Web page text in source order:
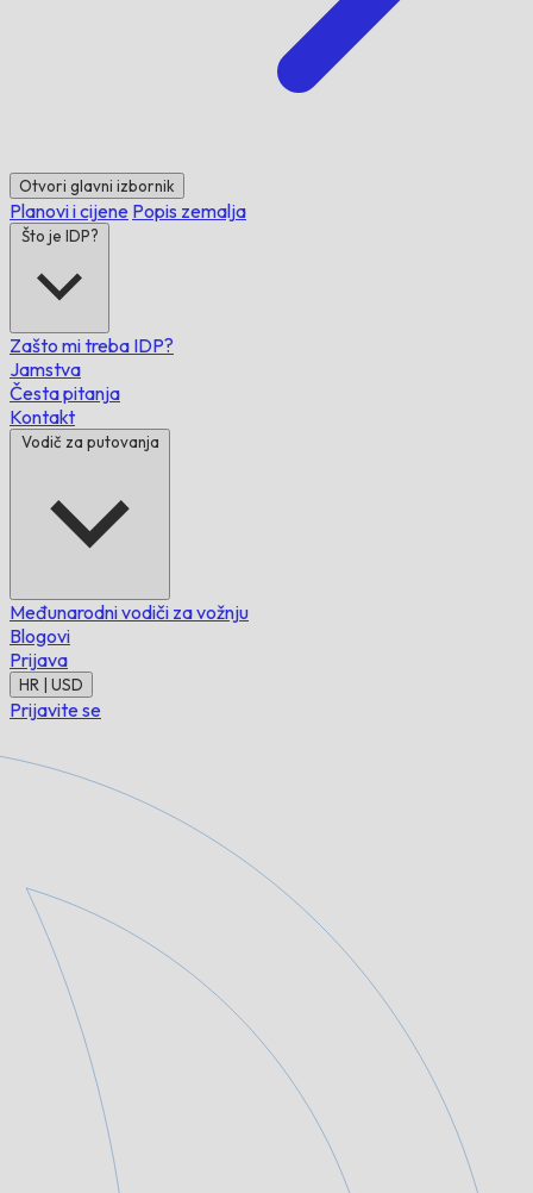
Otvori glavni izbornik
Planovi i cijene Popis zemalja
Što je IDP?
Zašto mi treba IDP?
Jamstva
Česta pitanja
Kontakt
Vodič za putovanja
Međunarodni vodiči za vožnju
Blogovi
Prijava
HR | USD
Prijavite se